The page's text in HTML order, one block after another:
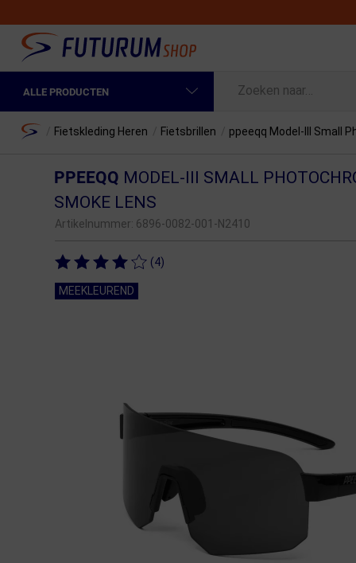
ALLE PRODUCTEN
Fietskleding Heren
Fietselektronica
Fietsonderhoud
Sportvoeding en Verzorging
Nieuw bij FuturumShop...
Home Fietskleding Heren Fietsbrillen ppeeqq Model-III Small
PPEEQQ MODEL-III SMALL
SMOKE LENS
Artikelnummer: 6896-0082-001-N2410
(4)
MEEKLEUREND